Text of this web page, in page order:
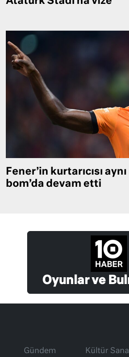
Fener’in kurtarıcısı
bom’da devam etti
Oyunlar ve
Gündem
Kültür